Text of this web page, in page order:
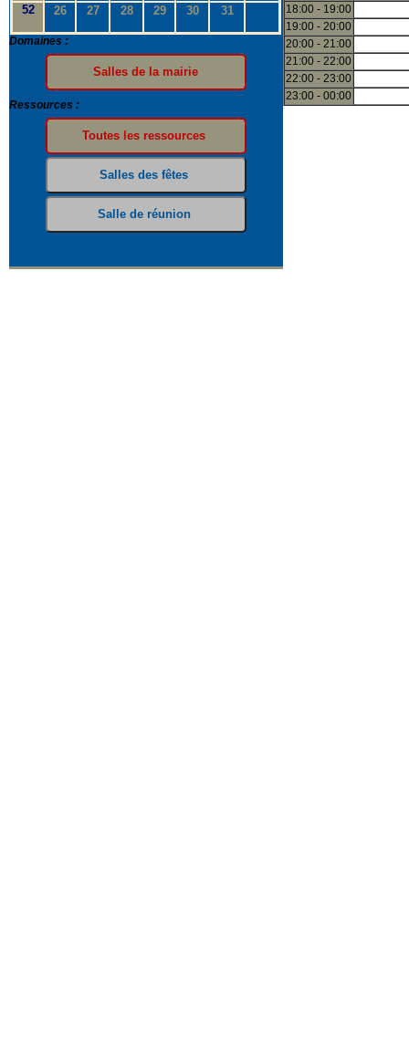
52 26 27 28 29 30 31
Domaines :
Ressources :
18:00 - 19:00
19:00 - 20:00
20:00 - 21:00
21:00 - 22:00
22:00 - 23:00
23:00 - 00:00